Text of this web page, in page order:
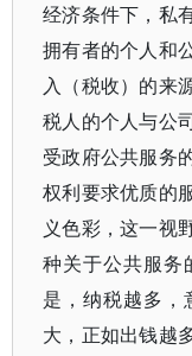
经济条件下，私
拥有者的个人和
入（税收）的来
税人的个人与公
受政府公共服务
权利要求优质的
义色彩，这一视
种关于公共服务
是，纳税越多，
大，正如出钱越